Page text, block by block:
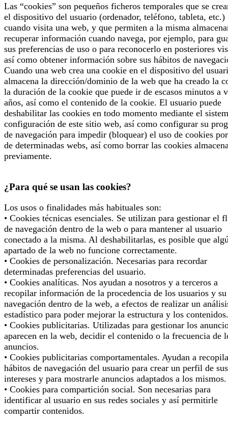
Las “cookies” son pequeños ficheros temporales que se
el dispositivo del usuario (ordenador, teléfono, tableta, etc.)
cuando visita una web, y que permiten a la misma
recuperar información cuando navega, por ejemplo, para
sus preferencias de uso o para reconocerlo en posteriores
así como obtener información sobre sus hábitos de
Cuando una web crea una cookie en el dispositivo del
almacena la dirección/dominio de la web que ha creado la
la duración de la cookie que puede ir de escasos minutos a
años, así como el contenido de la cookie. El usuario puede
deshabilitar las cookies en todo momento mediante el
configuración de este sitio web, así como configurar su
de navegación para impedir (bloquear) el uso de cookies
de determinadas webs, así como borrar las cookies
previamente.
¿Para qué se usan las cookies?
Los usos o finalidades más habituales son:
• Cookies técnicas esenciales. Se utilizan para gestionar el
de navegación dentro de la web o para mantener al usuario
conectado a la misma. Al deshabilitarlas, es posible que
apartado de la web no funcione correctamente.
• Cookies de personalización. Necesarias para recordar
determinadas preferencias del usuario.
• Cookies analíticas. Nos ayudan a nosotros y a terceros a
recopilar información de la procedencia de los usuarios y su
navegación dentro de la web, a efectos de realizar un
estadístico para poder mejorar la estructura y los contenidos.
• Cookies publicitarias. Utilizadas para gestionar los
aparecen en la web, decidir el contenido o la frecuencia de
anuncios.
• Cookies publicitarias comportamentales. Ayudan a
hábitos de navegación del usuario para crear un perfil de sus
intereses y para mostrarle anuncios adaptados a los mismos.
• Cookies para compartición social. Son necesarias para
identificar al usuario en sus redes sociales y así permitirle
compartir contenidos.